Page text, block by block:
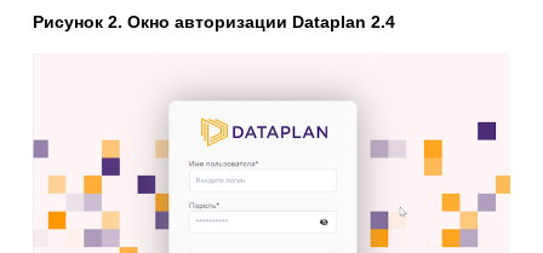
Рисунок 2. Окно авторизации Dataplan 2.4